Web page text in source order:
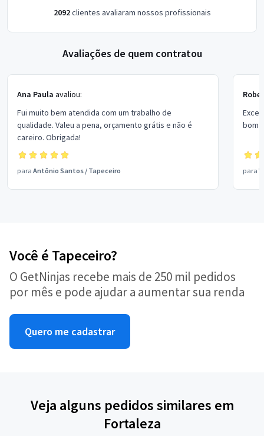
2092clientes avaliaram nossos profissionais
Avaliações de quem contratou
Ana Paula avaliou:
Fui muito bem atendida com um trabalho de
qualidade. Valeu a pena, orçamento grátis e não é
careiro. Obrigada!
para Antônio Santos / Tapeceiro
bom
para
Você é Tapeceiro?
O GetNinjas recebe mais de 250 mil pedidos
por mês e pode ajudar a aumentar sua renda
Quero me cadastrar
Veja alguns pedidos similares em
Fortaleza